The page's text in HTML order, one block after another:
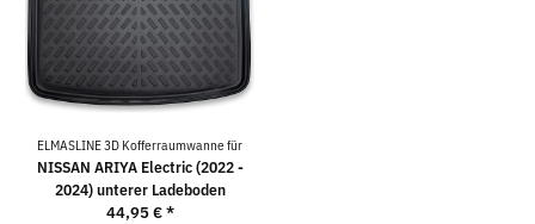
ELMASLINE 3D Kofferraumwanne für
NISSAN ARIYA Electric (2022 -
2024) unterer Ladeboden
44,95 €*